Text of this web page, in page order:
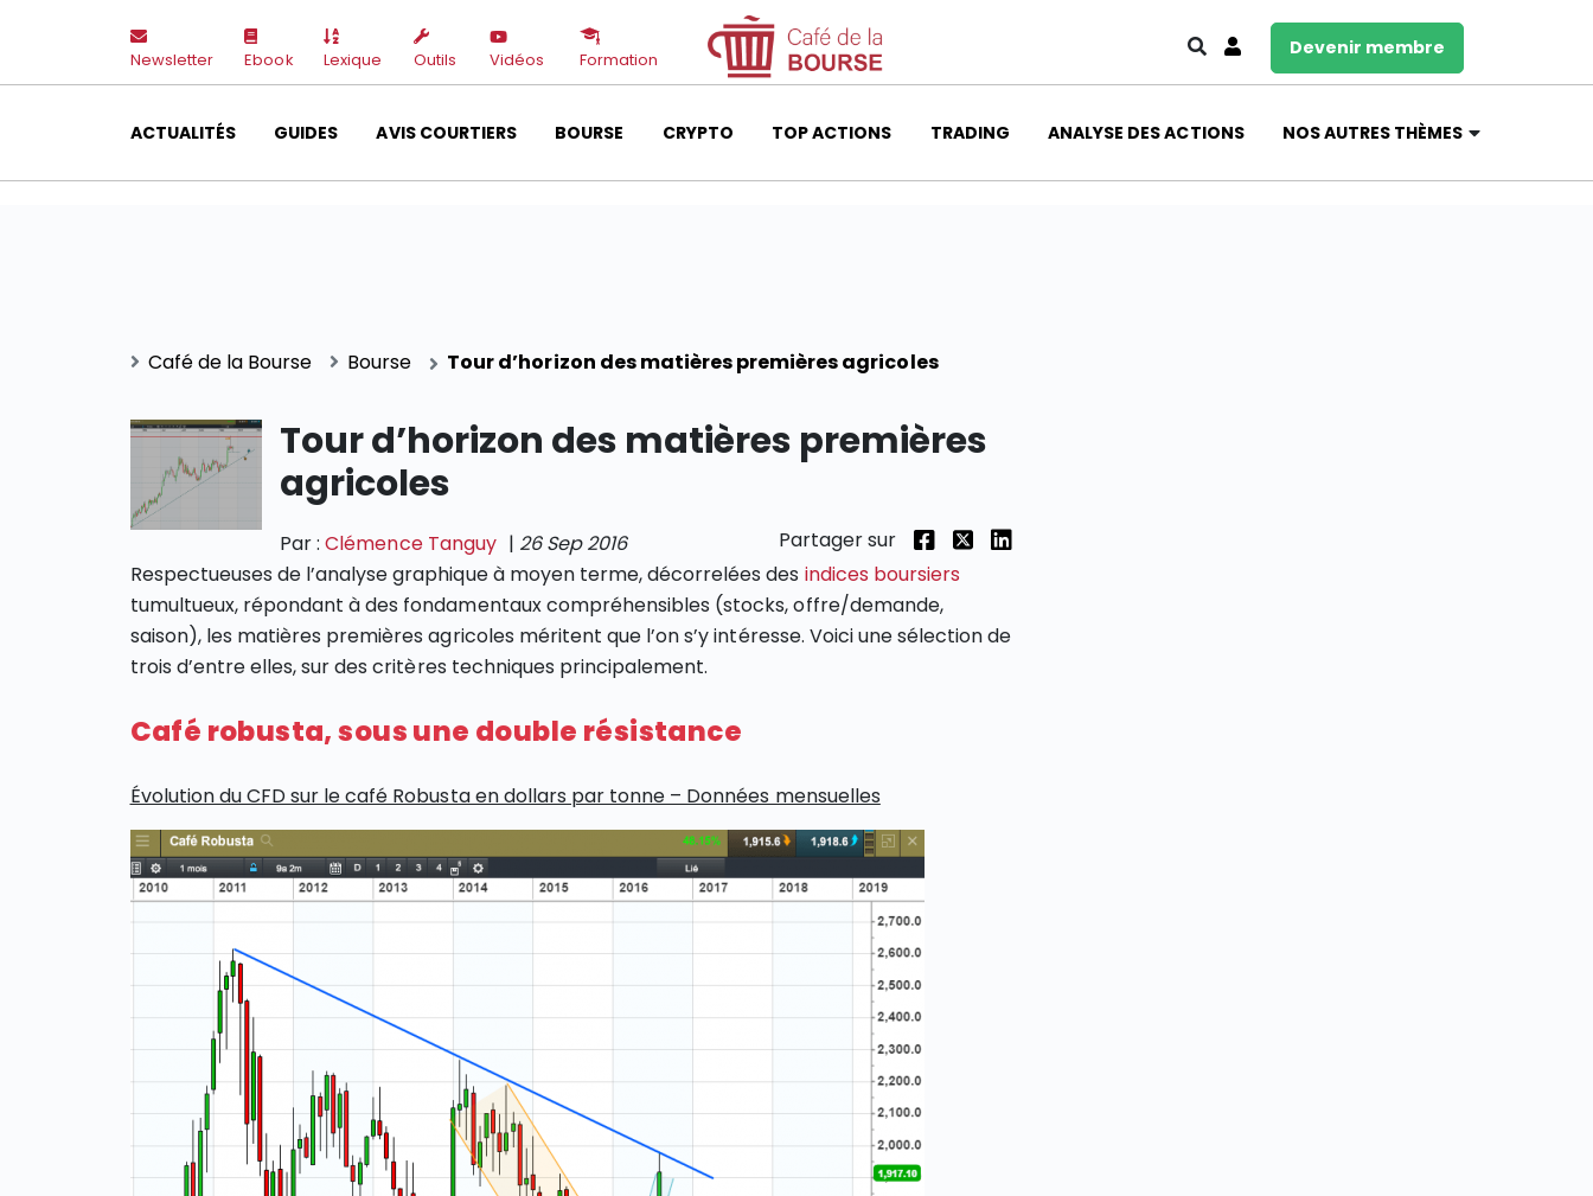
Newsletter Ebook Lexique Outils Vidéos Formation
Devenir membre
ACTUALITÉS GUIDES AVIS COURTIERS BOURSE CRYPTO TOP ACTIONS TRADING ANALYSE DES ACTIONS NOS AUTRES THÈMES
Café de la Bourse Bourse Tour d’horizon des matières premières agricoles
Tour d’horizon des matières premières
agricoles
Par :Clémence Tanguy | 26 Sep 2016
Partager sur
Respectueuses de l’analyse graphique à moyen terme, décorrelées des indices boursiers
tumultueux, répondant à des fondamentaux compréhensibles (stocks, offre/demande,
saison), les matières premières agricoles méritent que l’on s’y intéresse. Voici une sélection de
trois d’entre elles, sur des critères techniques principalement.
Café robusta, sous une double résistance
Évolution du CFD sur le café Robusta en dollars par tonne – Données mensuelles